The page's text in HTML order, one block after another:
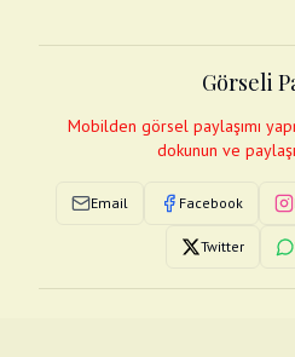
Görseli
Mobilden görsel paylaşımı
dokunun ve
Email Facebook
Twitter